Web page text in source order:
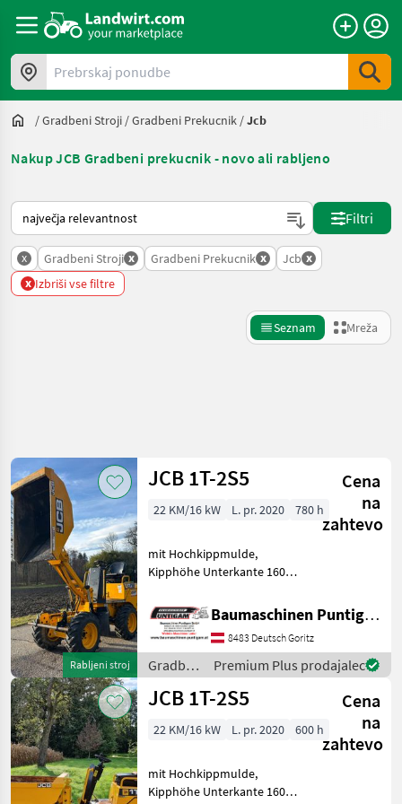
Prebrskaj ponudbe
/Gradbeni Stroji /Gradbeni Prekucnik /Jcb
Nakup JCB Gradbeni prekucnik - novo ali rabljeno
Tako je razvrščeno na Landwirt.com
Filtri
x Gradbeni Stroji x Gradbeni Prekucnik x Jcb x
x Izbriši vse filtre
Seznam Mreža
Kategorija 4 Država Filtri
TRENUTNA
POT
Gradbena
tehnika
Gradbeni
Stroji
Gradbeni
Prekucnik
Jcb
IZBERITE
KATEGORIJO
JCB
Ponastavi
Prikaži 18
rezultatov
Rabljeni stroj
JCB 1T-2S5
Cena
na
zahtevo
22 KM/16 kW L. pr. 2020 780 h
mit Hochkippmulde,
Kipphöhe Unterkante 160
Durchfahrtsbreite 1.100
mm, Referenznummer:
3425 Baumaschinen
Puntigam GmbH Unser
Spezialgebiet:
Baumaschinen Puntigam GmbH
8483 Deutsch Goritz
Gradbeni
stroji /
JCB
Premium Plus prodajalec
JCB 1T-2S5
Cena
na
zahtevo
22 KM/16 kW L. pr. 2020 600 h
mit Hochkippmulde,
Kipphöhe Unterkante 160